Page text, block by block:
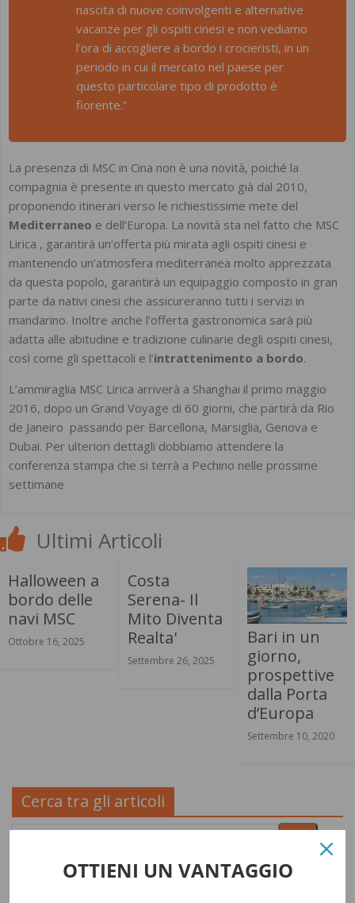
nascita di nuove coinvolgenti e alternative
vacanze per gli ospiti cinesi e non vediamo
l’ora di accogliere a bordo i crocieristi, in un
periodo in cui il mercato nel paese per
questo particolare tipo di prodotto è
fiorente.”
La presenza di MSC in Cina non è una novità, poiché la
compagnia è presente in questo mercato già dal 2010,
proponendo itinerari verso le richiestissime mete del
Mediterraneo e dell’Europa. La novità sta nel fatto che MSC
Lirica , garantirà un’offerta più mirata agli ospiti cinesi e
mantenendo un’atmosfera mediterranea molto apprezzata
da questa popolo, garantirà un equipaggio composto in gran
parte da nativi cinesi che assicureranno tutti i servizi in
mandarino. Inoltre anche l’offerta gastronomica sarà più
adatta alle abitudine e tradizione culinarie degli ospiti cinesi,
così come gli spettacoli e l’intrattenimento a bordo.
L’ammiraglia MSC Lirica arriverà a Shanghai il primo maggio
2016, dopo un Grand Voyage di 60 giorni, che partirà da Rio
de Janeiro passando per Barcellona, Marsiglia, Genova e
Dubai. Per ulteriori dettagli dobbiamo attendere la
conferenza stampa che si terrà a Pechino nelle prossime
settimane
Ultimi Articoli
Halloween a
bordo delle
navi MSC
Ottobre 16, 2025
Costa
Serena- Il
Mito Diventa
Realta'
Settembre 26, 2025
Bari in un
giorno,
prospettive
dalla Porta
d’Europa
Settembre 10, 2020
Cerca tra gli articoli
OTTIENI UN VANTAGGIO